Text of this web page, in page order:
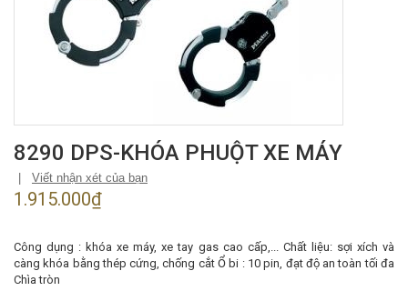
8290 DPS-KHÓA PHUỘT XE MÁY
Viết nhận xét của bạn
1.915.000₫
Công dụng : khóa xe máy, xe tay gas cao cấp,... Chất liệu: sợi xích và
càng khóa bằng thép cứng, chống cắt Ổ bi : 10 pin, đạt độ an toàn tối đa
Chìa tròn